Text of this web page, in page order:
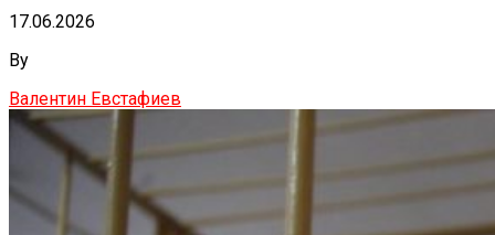
17.06.2026
By
Валентин Евстафиев